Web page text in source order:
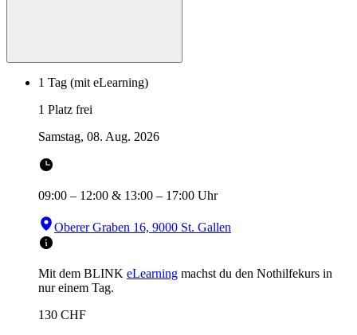
1 Tag (mit eLearning)
1 Platz frei
Samstag, 08. Aug. 2026
09:00 – 12:00 & 13:00 – 17:00 Uhr
Oberer Graben 16, 9000 St. Gallen
Mit dem BLINK eLearning machst du den Nothilfekurs in
nur einem Tag.
130 CHF